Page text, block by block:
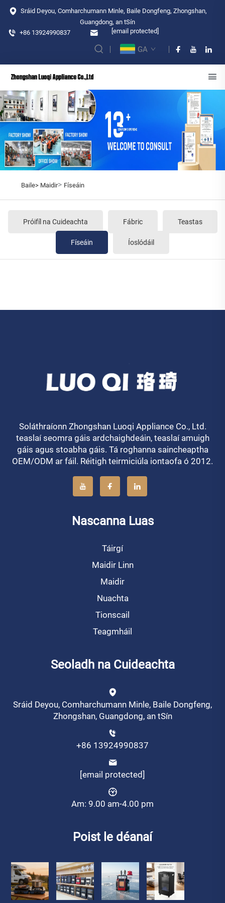
Sráid Deyou, Comharchumann Minle, Baile Dongfeng, Zhongshan,
Guangdong, an tSín
+86 13924990837
[email protected]
GA
Baile> Maidir> Físeáin
Próifíl na Cuideachta Fábric Teastas
Físeáin Íoslódáil
Soláthraíonn Zhongshan Luoqi Appliance Co., Ltd.
teaslaí seomra gáis ardchaighdeáin, teaslaí amuigh
gáis agus stoabha gáis. Tá roghanna saincheaptha
OEM/ODM ar fáil. Réitigh teirmiciúla iontaofa ó 2012.
Nascanna Luas
Táirgí
Maidir Linn
Maidir
Nuachta
Tionscail
Teagmháil
Seoladh na Cuideachta
Sráid Deyou, Comharchumann Minle, Baile Dongfeng,
Zhongshan, Guangdong, an tSín
+86 13924990837
[email protected]
Am: 9.00 am-4.00 pm
Poist le déanaí